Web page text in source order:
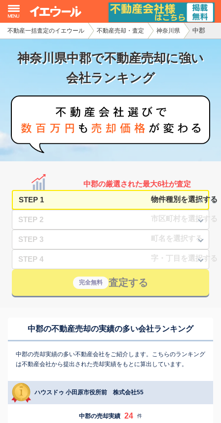
不動産一括査定のイエウール 不動産売却・査定 神奈川県 中郡
神奈川県中郡で不動産売却に強い
会社ランキング
中郡の厳選された最大6社が査定
STEP 1
STEP 2
STEP 3
STEP 4
完全無料 査定する
中郡の不動産売却の実績の多い会社ランキング
中郡の売却実績の多い不動産会社をご紹介します。こちらのランキング
は不動産会社から提出された売却実績をもとに算出しています。
ハウスドゥ 小田原市役所前 株式会社55
中郡の売却実績 24 件
イエウール加盟希望の不動産会社様
初めての方へ
不動産の売却・一括査定
家査定シミュレーター
お問い合わせ